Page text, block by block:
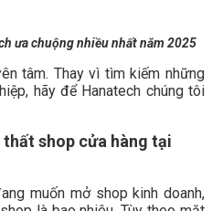
ưa chuộng nhiều nhất năm 2025
tâm. Thay vì tìm kiếm những
hãy để Hanatech chúng tôi
shop cửa hàng tại
muốn mở shop kinh doanh,